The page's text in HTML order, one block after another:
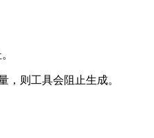
，则工具会阻止生成。